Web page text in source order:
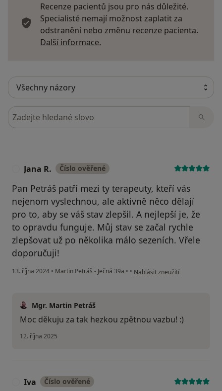
Recenze pacientů jsou pro nás důležité.
Specialisté nemají možnost zaplatit za
odstranění nebo změnu recenze pacienta.
Další informace.
Hledejte v názorech
Jana R. Číslo ověřené
Pan Petráš patří mezi ty terapeuty, kteří vás
nejenom vyslechnou, ale aktivně něco dělají
pro to, aby se váš stav zlepšil. A nejlepší je, že
to opravdu funguje. Můj stav se začal rychle
zlepšovat už po několika málo sezeních. Vřele
doporučuji!
13. října 2024 • Martin Petráš - Ječná 39a • • podle názoru uživatele Jana R.
Nahlásit zneužití
Mgr. Martin Petráš
Moc děkuju za tak hezkou zpětnou vazbu! :)
12. října 2025
Iva Číslo ověřené